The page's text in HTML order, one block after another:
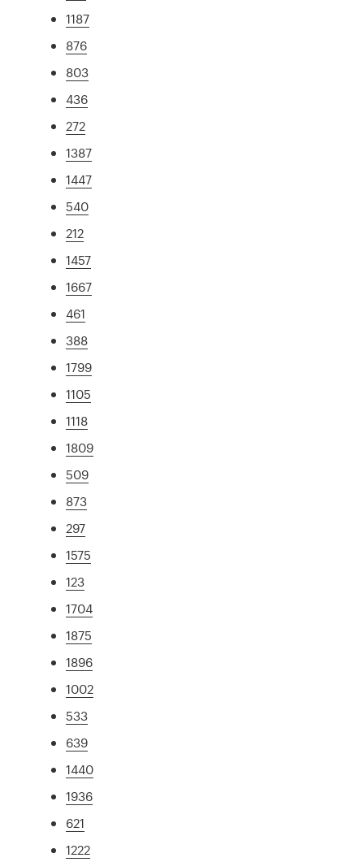
1187
876
803
436
272
1387
1447
540
212
1457
1667
461
388
1799
1105
1118
1809
509
873
297
1575
123
1704
1875
1896
1002
533
639
1440
1936
621
1222